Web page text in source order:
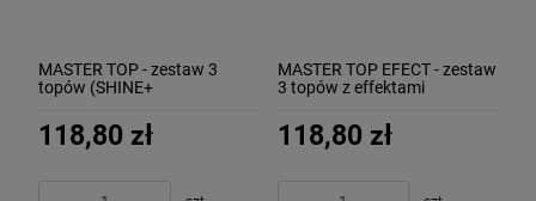
MASTER TOP - zestaw 3
topów (SHINE+
MOLLON
118,80 zł
MASTER TOP EFECT - zestaw
3 topów z effektami
MOLLON
118,80 zł